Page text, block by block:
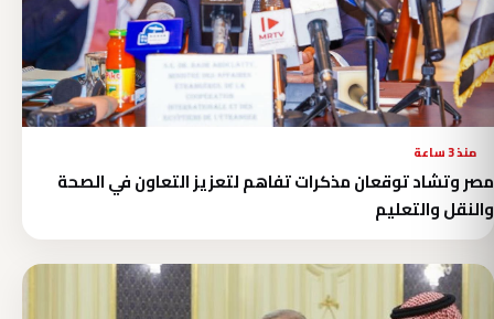
منذ 3 ساعة
مصر وتشاد توقعان مذكرات تفاهم لتعزيز التعاون في الصحة
والنقل والتعليم